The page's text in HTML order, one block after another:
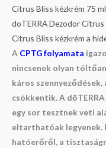
Citrus Bliss kézkrém 75 ml
doTERRA Dezodor
Citrus Bliss kézkrém a
A CPTG folyamata
nincsenek olyan
káros
csökkentik. A
egy sor tesztnek veti
eltarthatóak legyenek.
hatóerőről, a